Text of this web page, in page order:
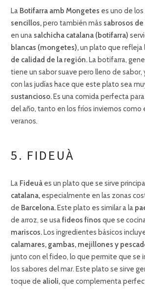
La Botifarra amb Mongetes es uno de
sencillos,pero también más sabrosos
en una salchicha catalana (botifarra)
blancas (mongetes),un plato que refleja
de calidad de la región. La botifarra,
tiene un sabor suave pero lleno de sabor,
con las judías hace que este plato sea
sustancioso. Es una comida perfecta
del año, tanto en los fríos inviernos como
veranos.
5. FIDEUÀ
La Fideuà es un plato que se sirve
catalana, especialmente en las zonas
de Barcelona. Este plato es similar a la
de arroz, se usafideos finos que se
mariscos. Los ingredientes básicos
calamares, gambas, mejillones y
junto con el fideo, lo que permite que se
los sabores del mar. Este plato se sirve
toque de alioli,que complementa